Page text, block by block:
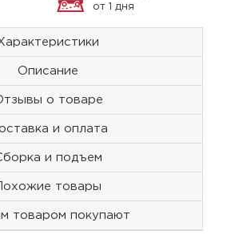
от 1 дня
Описание
о товаре
и оплата
и подъем
Похожие товары
товаром покупают